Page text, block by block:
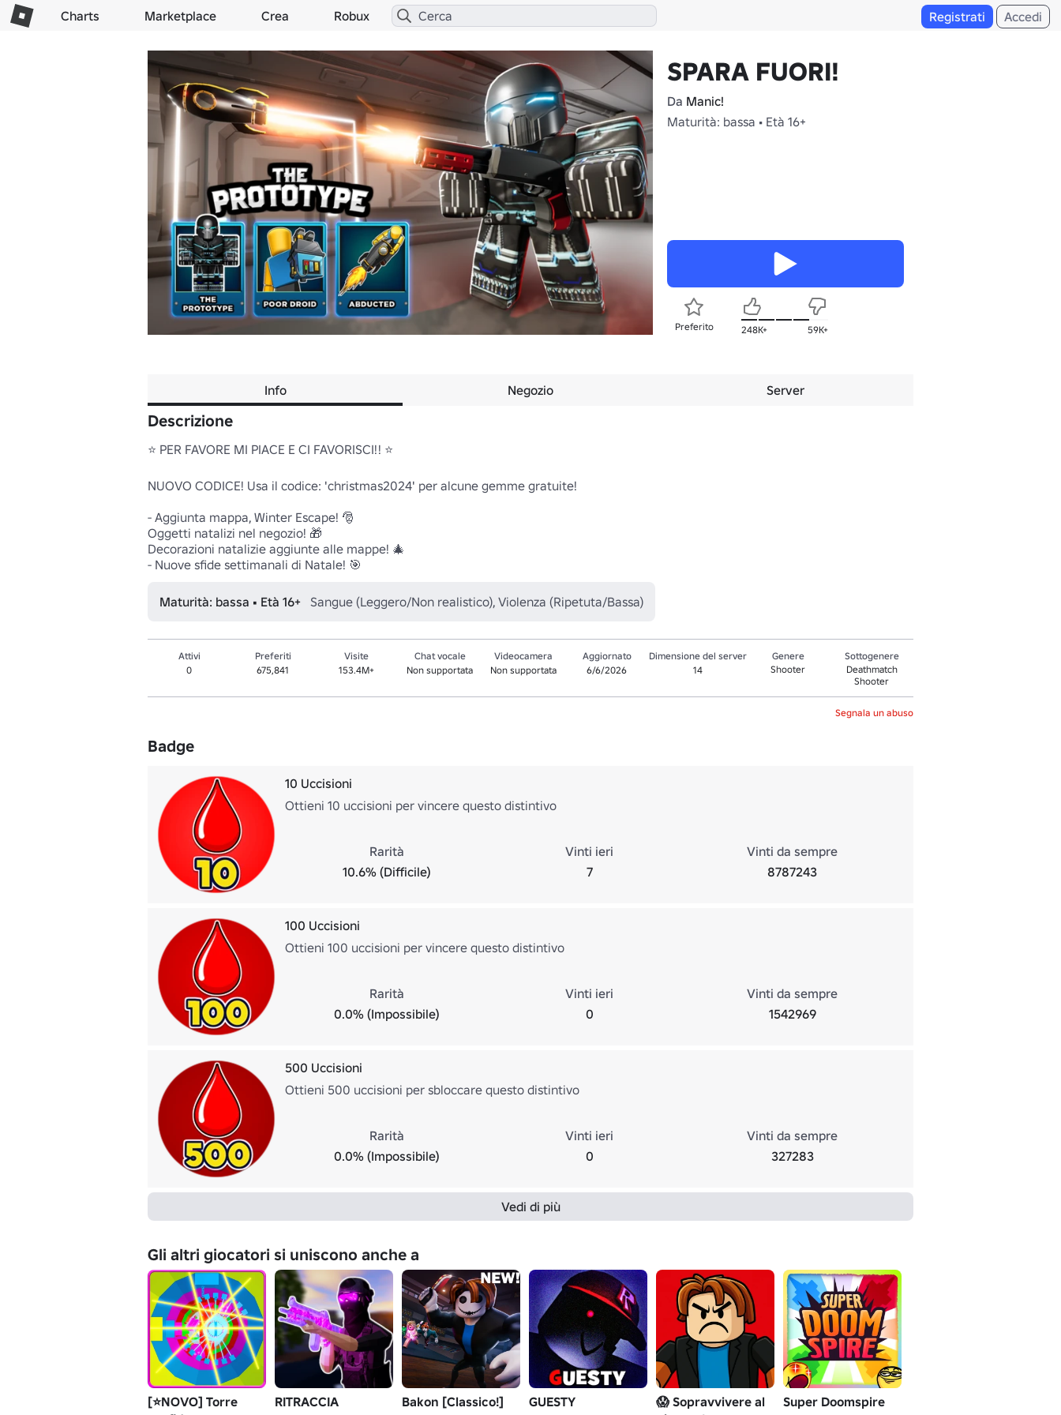
Charts Marketplace Crea Robux Registrati Accedi
SPARA FUORI!
Da Manic!
Maturità: bassa • Età 16+
Preferito 248K+ 59K+
Info Negozio Server
Descrizione
⭐ PER FAVORE MI PIACE E CI FAVORISCI!! ⭐
NUOVO CODICE! Usa il codice: 'christmas2024' per alcune gemme gratuite!
- Aggiunta mappa, Winter Escape! 🎅
Oggetti natalizi nel negozio! 🎁
Decorazioni natalizie aggiunte alle mappe! 🎄
Maturità: bassa • Età 16+ Sangue (Leggero/Non realistico), Violenza (Ripetuta/Bassa)
Attivi
0
Preferiti
675,841
Visite
153.4M+
Chat vocale
Non supportata
Videocamera
Non supportata
Aggiornato
6/6/2026
Dimensione del server
14
Genere
Shooter
Sottogenere
Deathmatch
Shooter
Segnala un abuso
Badge
10 Uccisioni
Ottieni 10 uccisioni per vincere questo distintivo
Rarità
10.6% (Difficile)
Vinti ieri
7
Vinti da sempre
8787243
100 Uccisioni
Ottieni 100 uccisioni per vincere questo distintivo
Rarità
0.0% (Impossibile)
Vinti ieri
0
Vinti da sempre
1542969
500 Uccisioni
Ottieni 500 uccisioni per sbloccare questo distintivo
Rarità
0.0% (Impossibile)
Vinti ieri
0
Vinti da sempre
327283
Vedi di più
Gli altri giocatori si uniscono anche a
[⭐NOVO] Torre
RITRACCIA Bakon [Classico!] GUESTY
😱 Sopravvivere al
Super Doomspire